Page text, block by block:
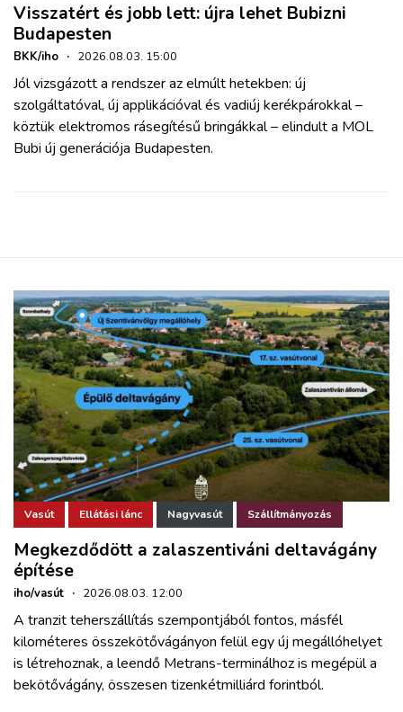
Visszatért és jobb lett: újra lehet Bubizni
Budapesten
BKK/iho · 2026.08.03. 15:00
Jól vizsgázott a rendszer az elmúlt hetekben: új
szolgáltatóval, új applikációval és vadiúj kerékpárokkal –
köztük elektromos rásegítésű bringákkal – elindult a MOL
Bubi új generációja Budapesten.
Vasút Ellátási lánc Nagyvasút Szállítmányozás
Megkezdődött a zalaszentiváni deltavágány
építése
iho/vasút · 2026.08.03. 12:00
A tranzit teherszállítás szempontjából fontos, másfél
kilométeres összekötővágányon felül egy új megállóhelyet
is létrehoznak, a leendő Metrans-terminálhoz is megépül a
bekötővágány, összesen tizenkétmilliárd forintból.